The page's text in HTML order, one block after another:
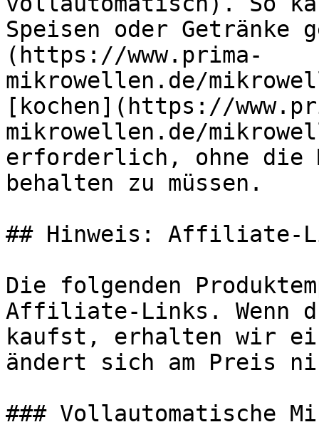
Speisen oder Getränke
(https://www.prima-
mikrowellen.de/
[kochen](https://
mikrowellen.de/
erforderlich, ohne die
behalten zu müssen.
## Hinweis: Affiliate-
Die folgenden
Affiliate-Links. Wenn
kaufst, erhalten wir
ändert sich am Preis
### Vollautomatische